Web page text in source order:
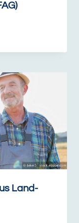
Land-